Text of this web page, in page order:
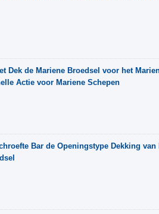
Dek de Mariene Broedsel voor het
Actie voor Mariene Schepen
Bar de Openingstype Dekking van